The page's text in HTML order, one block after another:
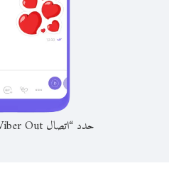
حدد “اتصال Viber Out” من عنوان المحادثة